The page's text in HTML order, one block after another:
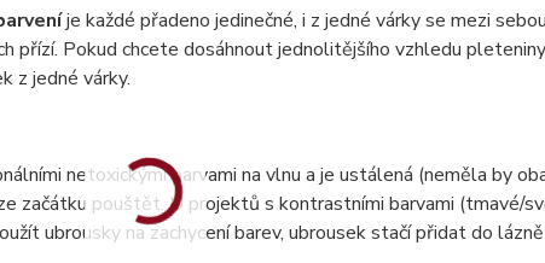
je každé přadeno jedinečné, i z jedné várky se mezi
přízí. Pokud chcete dosáhnout jednolitějšího vzhledu
z jedné várky.
netoxickými barvami na vlnu a je ustálená (neměla by
začátku pouštět. U projektů s kontrastními barvami (tmavé/
ubrousky na zachycení barev, ubrousek stačí přidat do